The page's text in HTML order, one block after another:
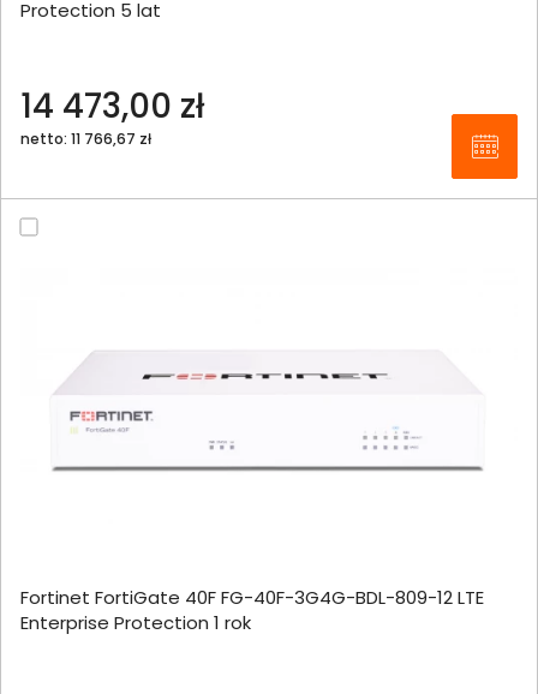
Protection 5 lat
14 473,00 zł
netto: 11 766,67 zł
Fortinet FortiGate 40F FG-40F-3G4G-BDL-809-12 LTE
Enterprise Protection 1 rok